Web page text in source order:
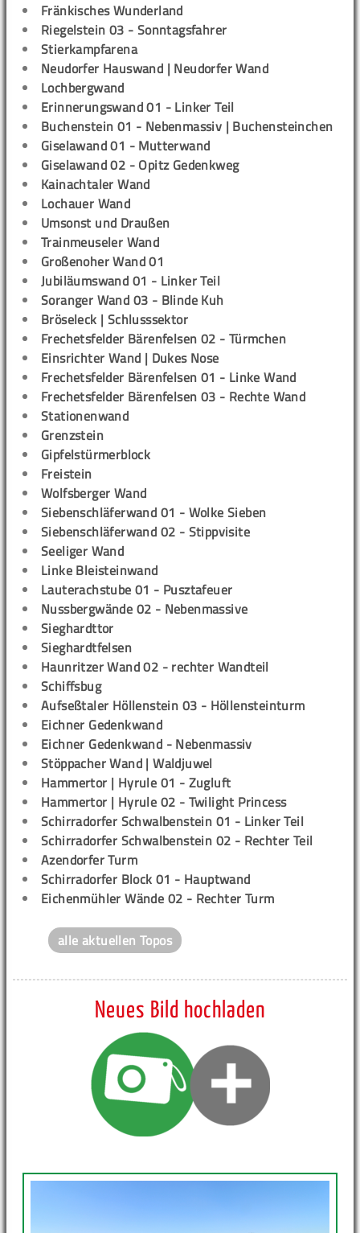
Fränkisches Wunderland
Riegelstein 03 - Sonntagsfahrer
Stierkampfarena
Neudorfer Hauswand | Neudorfer Wand
Lochbergwand
Erinnerungswand 01 - Linker Teil
Buchenstein 01 - Nebenmassiv | Buchensteinchen
Giselawand 01 - Mutterwand
Giselawand 02 - Opitz Gedenkweg
Kainachtaler Wand
Lochauer Wand
Umsonst und Draußen
Trainmeuseler Wand
Großenoher Wand 01
Jubiläumswand 01 - Linker Teil
Soranger Wand 03 - Blinde Kuh
Bröseleck | Schlusssektor
Frechetsfelder Bärenfelsen 02 - Türmchen
Einsrichter Wand | Dukes Nose
Frechetsfelder Bärenfelsen 01 - Linke Wand
Frechetsfelder Bärenfelsen 03 - Rechte Wand
Stationenwand
Grenzstein
Gipfelstürmerblock
Freistein
Wolfsberger Wand
Siebenschläferwand 01 - Wolke Sieben
Siebenschläferwand 02 - Stippvisite
Seeliger Wand
Linke Bleisteinwand
Lauterachstube 01 - Pusztafeuer
Nussbergwände 02 - Nebenmassive
Sieghardttor
Sieghardtfelsen
Haunritzer Wand 02 - rechter Wandteil
Schiffsbug
Aufseßtaler Höllenstein 03 - Höllensteinturm
Eichner Gedenkwand
Eichner Gedenkwand - Nebenmassiv
Stöppacher Wand | Waldjuwel
Hammertor | Hyrule 01 - Zugluft
Hammertor | Hyrule 02 - Twilight Princess
Schirradorfer Schwalbenstein 01 - Linker Teil
Schirradorfer Schwalbenstein 02 - Rechter Teil
Azendorfer Turm
Schirradorfer Block 01 - Hauptwand
Eichenmühler Wände 02 - Rechter Turm
alle aktuellen Topos
Neues Bild hochladen